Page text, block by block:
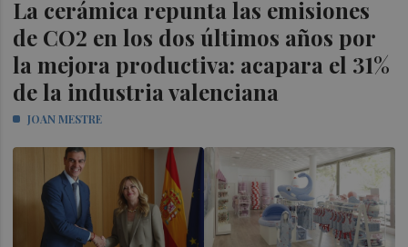
La cerámica repunta las emisiones
de CO2 en los dos últimos años por
la mejora productiva: acapara el 31%
de la industria valenciana
JOAN MESTRE